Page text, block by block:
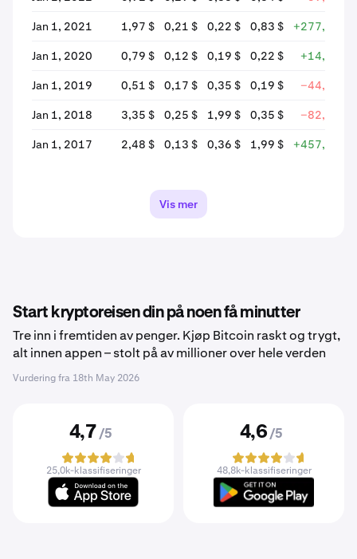
Jan 1, 2021 1,97 $ 0,21 $ 0,22 $ 0,83 $ +277,00 %
Jan 1, 2020 0,79 $ 0,12 $ 0,19 $ 0,22 $ +14,11 %
Jan 1, 2019 0,51 $ 0,17 $ 0,35 $ 0,19 $ −44,52 %
Jan 1, 2018 3,35 $ 0,25 $ 1,99 $ 0,35 $ −82,52 %
Jan 1, 2017 2,48 $ 0,13 $ 0,36 $ 1,99 $ +457,43 %
Vis mer
Start kryptoreisen din på noen få minutter
Tre inn i fremtiden av penger. Kjøp Bitcoin raskt og trygt,
alt innen appen – stolt på av millioner over hele verden
Vurdering fra 18th May 2026
4,7 /5
25,0k-klassifiseringer
4,6 /5
48,8k-klassifiseringer